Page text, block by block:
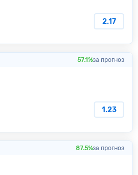
2.17
57.1%за прогноз
1.23
87.5%за прогноз